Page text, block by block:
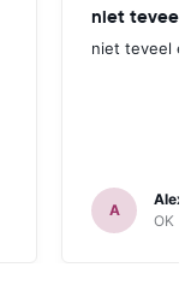
niet teveel
niet teveel
A
OK